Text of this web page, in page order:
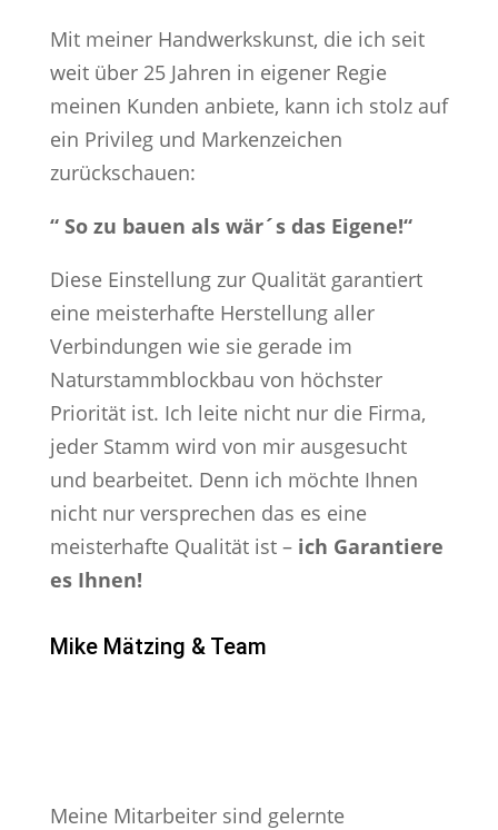
Mit meiner Handwerkskunst, die ich seit
weit über 25 Jahren in eigener Regie
meinen Kunden anbiete, kann ich stolz auf
ein Privileg und Markenzeichen
zurückschauen:
“ So zu bauen als wär´s das Eigene!“
Diese Einstellung zur Qualität garantiert
eine meisterhafte Herstellung aller
Verbindungen wie sie gerade im
Naturstammblockbau von höchster
Priorität ist. Ich leite nicht nur die Firma,
jeder Stamm wird von mir ausgesucht
und bearbeitet. Denn ich möchte Ihnen
nicht nur versprechen das es eine
meisterhafte Qualität ist – ich Garantiere
es Ihnen!
Mike Mätzing & Team
Meine Mitarbeiter sind gelernte